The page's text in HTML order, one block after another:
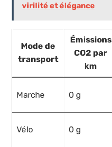
virilité et élégance
Mode de
transport
Émissions
CO2 par
km
Marche 0 g
Vélo 0 g